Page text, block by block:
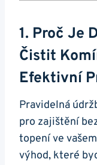
1. Proč Je
Čistit
Efektivní
Pravidelná
pro zajištění
topení ve
výhod, které